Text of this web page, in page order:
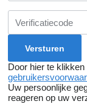
Door hier te
Uw persoonlijke
reageren op uw